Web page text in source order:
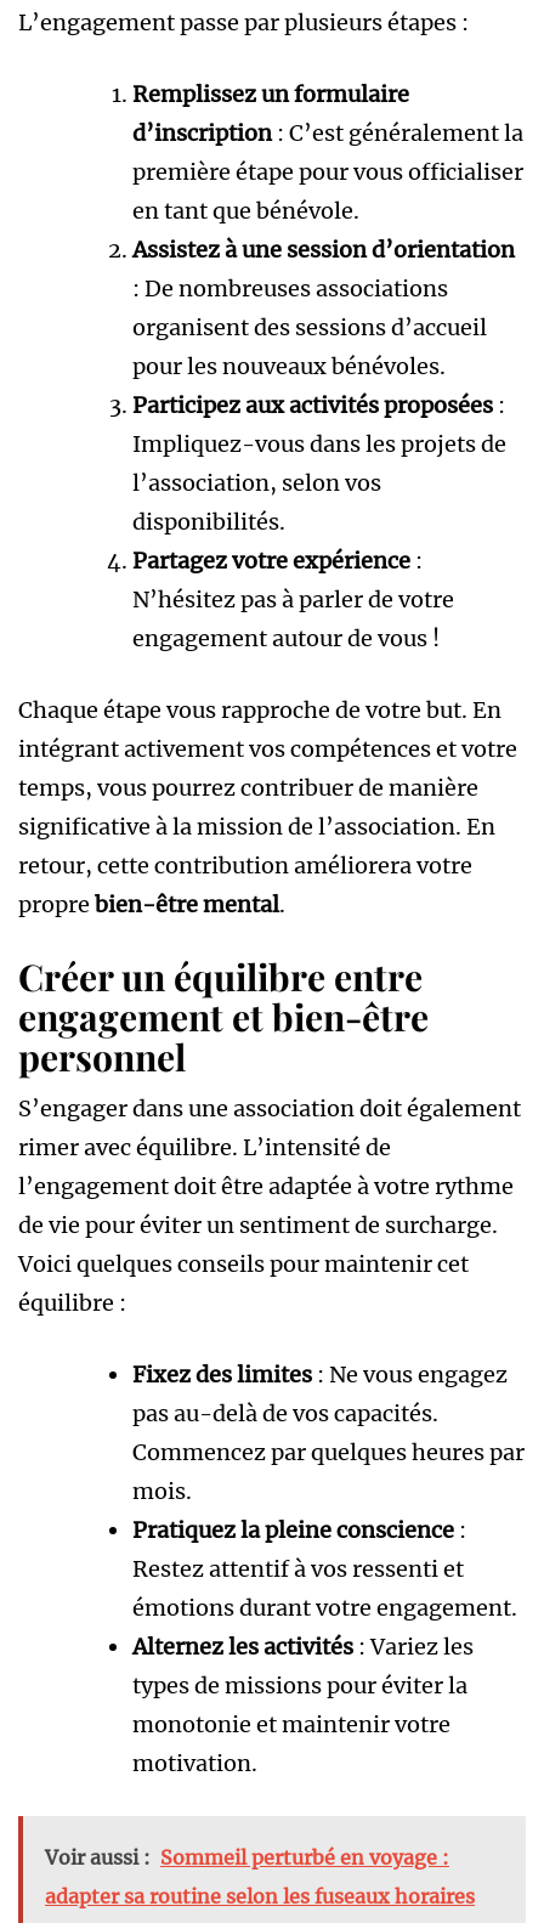
L’engagement passe par plusieurs étapes :
Remplissez un formulaire
d’inscription: C’est généralement la
première étape pour vous officialiser
en tant que bénévole.
Assistez à une session d’orientation
: De nombreuses associations
organisent des sessions d’accueil
pour les nouveaux bénévoles.
Participez aux activités proposées :
Impliquez-vous dans les projets de
l’association, selon vos
disponibilités.
Partagez votre expérience :
N’hésitez pas à parler de votre
engagement autour de vous !
Chaque étape vous rapproche de votre but. En
intégrant activement vos compétences et votre
temps, vous pourrez contribuer de manière
significative à la mission de l’association. En
retour, cette contribution améliorera votre
propre bien-être mental.
Créer un équilibre entre
engagement et bien-être
personnel
S’engager dans une association doit également
rimer avec équilibre. L’intensité de
l’engagement doit être adaptée à votre rythme
de vie pour éviter un sentiment de surcharge.
Voici quelques conseils pour maintenir cet
équilibre :
Fixez des limites : Ne vous engagez
pas au-delà de vos capacités.
Commencez par quelques heures par
mois.
Pratiquez la pleine conscience :
Restez attentif à vos ressenti et
émotions durant votre engagement.
Alternez les activités : Variez les
types de missions pour éviter la
monotonie et maintenir votre
motivation.
Voir aussi : Sommeil perturbé en voyage :
adapter sa routine selon les fuseaux horaires